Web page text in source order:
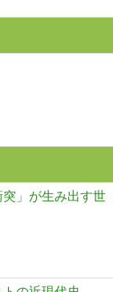
」が生み出す世